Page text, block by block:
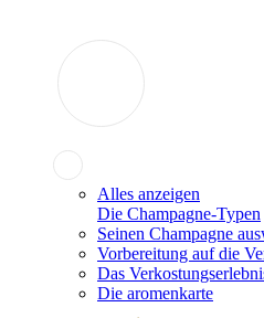
Alles anzeigen
Die Champagne-Typen
Seinen Champagne
Vorbereitung auf die
Das
Die aromenkarte